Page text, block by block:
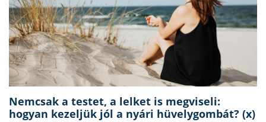
Nemcsak a testet, a lelket is megviseli:
hogyan kezeljük jól a nyári hüvelygombát? (x)